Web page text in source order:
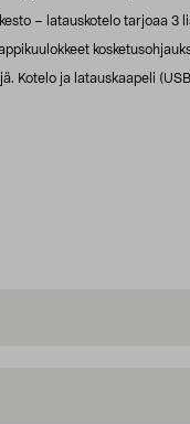
– latauskotelo tarjoaa 3
Kotelo ja latauskaapeli